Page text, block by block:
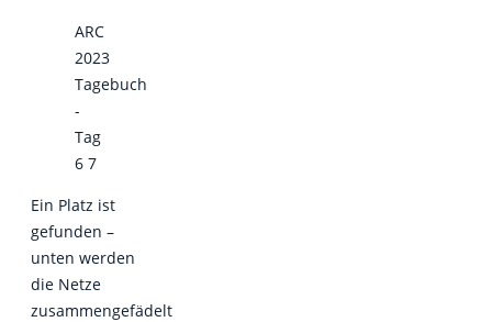
ARC
2023
Tagebuch
-
Tag
6 7
Ein Platz ist
gefunden –
unten werden
die Netze
zusammengefädelt